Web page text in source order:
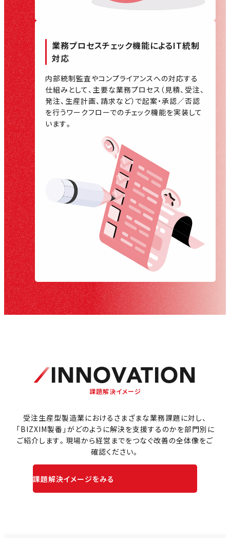
業務プロセスチェック機能によるIT統制
対応
内部統制監査やコンプライアンスへの対応する
仕組みとして、主要な業務プロセス（見積、受注、
発注、生産計画、請求など）で起案・承認／否認
を行うワークフローでのチェック機能を実装して
います。
INNOVATION
課題解決イメージ
受注生産型製造業におけるさまざまな業務課題に対し、
「BIZXIM製番」がどのように解決を支援するのかを部門別に
ご紹介します。 現場から経営までをつなぐ改善の全体像をご
確認ください。
課題解決イメージをみる